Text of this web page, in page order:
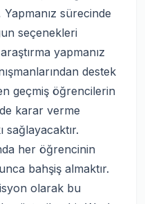
sürecinde
seçenekleri
yapmanız
destek
geçmiş öğrencilerin
karar verme
sağlayacaktır.
her öğrencinin
bahşiş almaktır.
olarak bu